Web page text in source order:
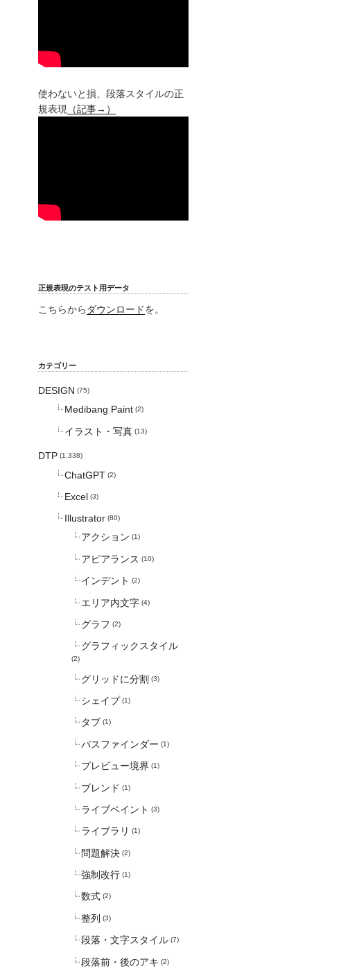
使わないと損、段落スタイルの正
規表現
（記事→）
正規表現のテスト用データ
こちらから ダウンロードを。
カテゴリー
DESIGN (75)
Medibang Paint (2)
イラスト・写真 (13)
DTP (1,338)
ChatGPT (2)
Excel (3)
Illustrator (80)
アクション (1)
アピアランス (10)
インデント (2)
エリア内文字 (4)
グラフ (2)
グラフィックスタイル
(2)
グリッドに分割 (3)
シェイプ (1)
タブ (1)
パスファインダー (1)
プレビュー境界 (1)
ブレンド (1)
ライブペイント (3)
ライブラリ (1)
問題解決 (2)
強制改行 (1)
数式 (2)
整列 (3)
段落・文字スタイル (7)
段落前・後のアキ (2)